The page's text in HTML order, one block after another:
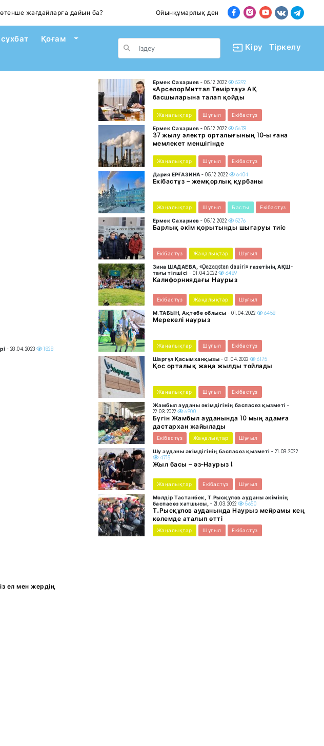
жағдайларға дайын ба? Ойынқұмарлық дендеп барады Пәтер
сұхбат Қоғам
Toggle Dropdown
Кіру Тіркелу
- 28.04.2023 1828
ел мен жердің
Ермек Сахариев - 05.12.2022 5392
«АрселорМиттал Теміртау» АҚ
басшыларына талап қойды
Жаңалықтар Шұғыл Екібастұз
Ермек Сахариев - 05.12.2022 5678
37 жылу электр орталығының 10-ы ғана
мемлекет меншігінде
Жаңалықтар Шұғыл Екібастұз
Дария ЕРҒАЗИНА - 05.12.2022 6404
Екібастұз – жемқорлық құрбаны
Жаңалықтар Шұғыл Басты Екібастұз
Ермек Сахариев - 05.12.2022 5276
Барлық әкім қорытынды шығаруы тиіс
Екібастұз Жаңалықтар Шұғыл
Зина ШАДАЕВА, «Qazaqstan dauiri» газетінің АҚШ-
тағы тілшісі - 01.04.2022 6489
Калифорниядағы Наурыз
Екібастұз Жаңалықтар Шұғыл
М.ТАБЫН, Ақтөбе облысы - 01.04.2022 6458
Мерекелі наурыз
Жаңалықтар Шұғыл Екібастұз
Шаргүл Қасымханқызы - 01.04.2022 6175
Қос орталық жаңа жылды тойлады
Жаңалықтар Шұғыл Екібастұз
Жамбыл ауданы әкімдігінің баспасөз қызметі -
22.03.2022
6900
Бүгін Жамбыл ауданында 10 мың адамға
дастархан жайылады
Екібастұз Жаңалықтар Шұғыл
Шу ауданы әкімдігінің баспасөз қызметі - 21.03.2022
4715
Жыл басы – әз-Наурыз !
Жаңалықтар Екібастұз Шұғыл
Мөлдір Тастанбек, Т.Рысқұлов ауданы әкімінің
баспасөз хатшысы, - 21.03.2022 5650
Т.Рысқұлов ауданында Наурыз мейрамы кең
көлемде аталып өтті
Жаңалықтар Шұғыл Екібастұз